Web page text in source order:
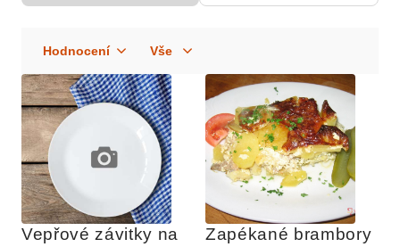
Vepřové závitky na
Zapékané brambory